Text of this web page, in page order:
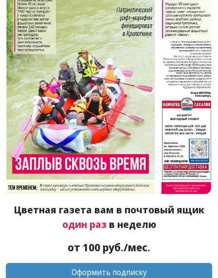
Цветная газета вам в почтовый ящик
один разв неделю
от 100 руб./мес.
Оформить подписку